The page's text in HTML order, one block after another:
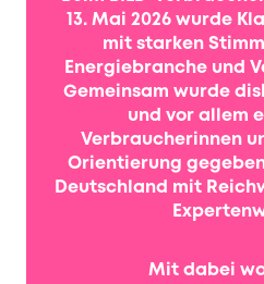
13. Mai 2026 wurde
mit starken
Energiebranche und
Gemeinsam wurde
und vor allem
Verbraucherinnen
Orientierung
Deutschland mit
Mit dabei